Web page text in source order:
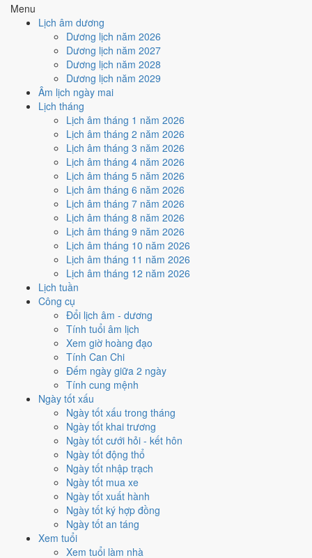
Menu
Lịch âm dương
Dương lịch năm 2026
Dương lịch năm 2027
Dương lịch năm 2028
Dương lịch năm 2029
Âm lịch ngày mai
Lịch tháng
Lịch âm tháng 1 năm 2026
Lịch âm tháng 2 năm 2026
Lịch âm tháng 3 năm 2026
Lịch âm tháng 4 năm 2026
Lịch âm tháng 5 năm 2026
Lịch âm tháng 6 năm 2026
Lịch âm tháng 7 năm 2026
Lịch âm tháng 8 năm 2026
Lịch âm tháng 9 năm 2026
Lịch âm tháng 10 năm 2026
Lịch âm tháng 11 năm 2026
Lịch âm tháng 12 năm 2026
Lịch tuần
Công cụ
Đổi lịch âm - dương
Tính tuổi âm lịch
Xem giờ hoàng đạo
Tính Can Chi
Đếm ngày giữa 2 ngày
Tính cung mệnh
Ngày tốt xấu
Ngày tốt xấu trong tháng
Ngày tốt khai trương
Ngày tốt cưới hỏi - kết hôn
Ngày tốt động thổ
Ngày tốt nhập trạch
Ngày tốt mua xe
Ngày tốt xuất hành
Ngày tốt ký hợp đồng
Ngày tốt an táng
Xem tuổi
Xem tuổi làm nhà
Cách tính ngày tốt
🤝
Ký hợp đồng - giao ước
Xấu
Ký hợp đồng - giao ước hôm nay ở
Ngày Hoàng Đạo, nhưng Trực Phá và Ngày Đại Hung kéo giảm
điểm.
Cách tính ngày tốt
Động thổ - khởi công
Xấu
Động thổ - khởi công hôm nay ởmức xấu (3/10)
Hoàng Đạo, nhưng Trực Phá và Ngày Đại Hung kéo giảm điểm.
Cách tính ngày tốt
Nhập trạch - vào nhà mới
Xấu
Nhập trạch - vào nhà mới hôm nay ở
Ngày Hoàng Đạo, nhưng Trực Phá và Ngày Đại Hung kéo giảm
Cách tính ngày tốt
🚗 Mua xe - tậu xe
3 /10Xấu
Mua xe - tậu xe hôm nay ởmức xấu (3/10)
Hoàng Đạo, nhưng Trực Phá và Ngày Đại Hung kéo giảm điểm.
Cách tính ngày tốt
Xuất hành - đi xa
Xấu
Xuất hành - đi xa hôm nay ở
Hoàng Đạo, nhưng Trực Phá và Ngày Đại Hung kéo giảm điểm.
Cách tính ngày tốt
Tìm hiểu cách chấm:Trực Phá nghĩa là gì
biệt Hoàng Đạo - Hắc Đạo·Can Chi và Ngũ hành ngày
Điểm số tổng hợp từ Trực, Sao 28 Tú và Hoàng Đạo - Hắc Đạo.
sánh cả tháng
Nếu ngày 26/9/2026 không hợp
việc của bạn thì sao?